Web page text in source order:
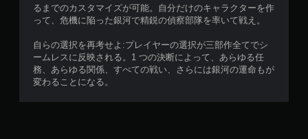
るまでのカスタマイズが可能。自分だけのキャラクターを作
って、危機に陥った銀河で精鋭の偵察部隊を率いて戦え。
自らの選択を再考せよ:プレイヤーの選択が三部作全てでシ
ームレスに反映される。1 つの決断によって、あらゆる任
務、あらゆる関係、すべての戦い、さらには銀河の運命もが
変わることになる。